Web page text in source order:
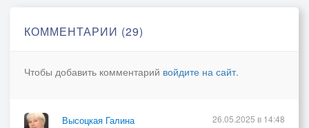
КОММЕНТАРИИ (29)
Чтобы добавить комментарий войдите на сайт.
Высоцкая Галина
26.05.2025 в 14:48